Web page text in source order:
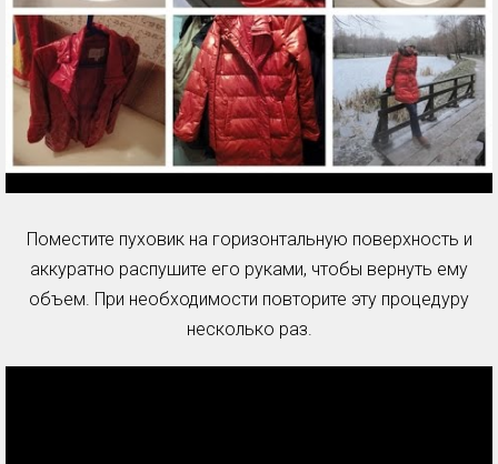
Поместите пуховик на горизонтальную поверхность и
аккуратно распушите его руками, чтобы вернуть ему
объем. При необходимости повторите эту процедуру
несколько раз.